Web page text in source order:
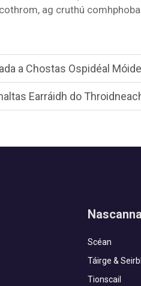
ag cruthú
a Chostas Ospidéal
Earráidh do
Scéan
Táirge &
Tionscail